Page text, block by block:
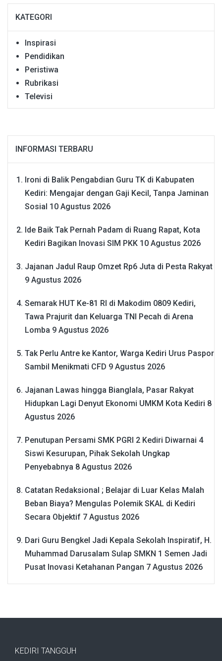
KATEGORI
Inspirasi
Pendidikan
Peristiwa
Rubrikasi
Televisi
INFORMASI TERBARU
Ironi di Balik Pengabdian Guru TK di Kabupaten
Kediri: Mengajar dengan Gaji Kecil, Tanpa Jaminan
Sosial 10 Agustus 2026
Ide Baik Tak Pernah Padam di Ruang Rapat, Kota
Kediri Bagikan Inovasi SIM PKK 10 Agustus 2026
Jajanan Jadul Raup Omzet Rp6 Juta di Pesta Rakyat
9 Agustus 2026
Semarak HUT Ke-81 RI di Makodim 0809 Kediri,
Tawa Prajurit dan Keluarga TNI Pecah di Arena
Lomba 9 Agustus 2026
Tak Perlu Antre ke Kantor, Warga Kediri Urus Paspor
Sambil Menikmati CFD 9 Agustus 2026
Jajanan Lawas hingga Bianglala, Pasar Rakyat
Hidupkan Lagi Denyut Ekonomi UMKM Kota Kediri 8
Agustus 2026
Penutupan Persami SMK PGRI 2 Kediri Diwarnai 4
Siswi Kesurupan, Pihak Sekolah Ungkap
Penyebabnya 8 Agustus 2026
Catatan Redaksional ; Belajar di Luar Kelas Malah
Beban Biaya? Mengulas Polemik SKAL di Kediri
Secara Objektif 7 Agustus 2026
Dari Guru Bengkel Jadi Kepala Sekolah Inspiratif, H.
Muhammad Darusalam Sulap SMKN 1 Semen Jadi
Pusat Inovasi Ketahanan Pangan 7 Agustus 2026
KEDIRI TANGGUH